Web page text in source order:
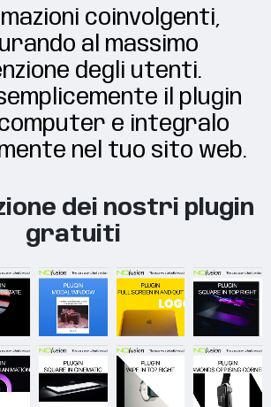
coinvolgenti,
al massimo
degli utenti.
il plugin
e integralo
nel tuo sito web.
dei nostri plugin
gratuiti